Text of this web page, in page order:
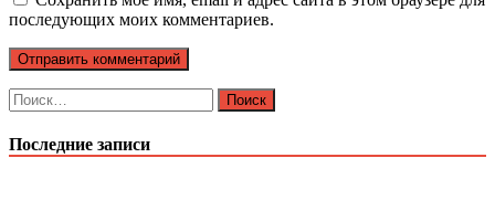
последующих моих комментариев.
Найти:
Последние записи